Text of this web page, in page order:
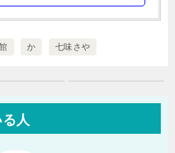
か 七味さや
人